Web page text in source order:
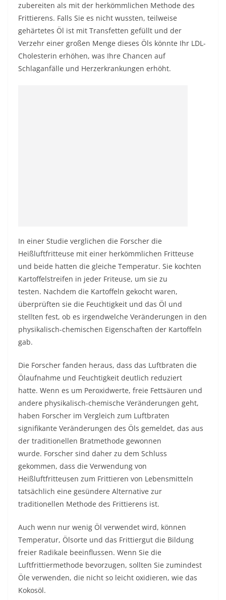
zubereiten als mit der herkömmlichen Methode des
Frittierens. Falls Sie es nicht wussten, teilweise
gehärtetes Öl ist mit Transfetten gefüllt und der
Verzehr einer großen Menge dieses Öls könnte Ihr LDL-
Cholesterin erhöhen, was Ihre Chancen auf
Schlaganfälle und Herzerkrankungen erhöht.
In einer Studie verglichen die Forscher die
Heißluftfritteuse mit einer herkömmlichen Fritteuse
und beide hatten die gleiche Temperatur. Sie kochten
Kartoffelstreifen in jeder Friteuse, um sie zu
testen. Nachdem die Kartoffeln gekocht waren,
überprüften sie die Feuchtigkeit und das Öl und
stellten fest, ob es irgendwelche Veränderungen in den
physikalisch-chemischen Eigenschaften der Kartoffeln
gab.
Die Forscher fanden heraus, dass das Luftbraten die
Ölaufnahme und Feuchtigkeit deutlich reduziert
hatte. Wenn es um Peroxidwerte, freie Fettsäuren und
andere physikalisch-chemische Veränderungen geht,
haben Forscher im Vergleich zum Luftbraten
signifikante Veränderungen des Öls gemeldet, das aus
der traditionellen Bratmethode gewonnen
wurde. Forscher sind daher zu dem Schluss
gekommen, dass die Verwendung von
Heißluftfritteusen zum Frittieren von Lebensmitteln
tatsächlich eine gesündere Alternative zur
traditionellen Methode des Frittierens ist.
Auch wenn nur wenig Öl verwendet wird, können
Temperatur, Ölsorte und das Frittiergut die Bildung
freier Radikale beeinflussen. Wenn Sie die
Luftfrittiermethode bevorzugen, sollten Sie zumindest
Öle verwenden, die nicht so leicht oxidieren, wie das
Kokosöl.